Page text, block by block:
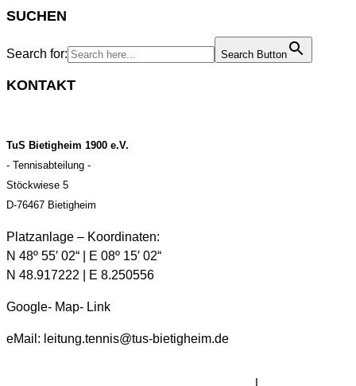
SUCHEN
Search for: Search Button
KONTAKT
TuS Bietigheim 1900 e.V.
- Tennisabteilung -
Stöckwiese 5
D-76467 Bietigheim
Platzanlage – Koordinaten:
N 48º 55′ 02“ | E 08º 15′ 02“
N 48.917222 | E 8.250556
Google- Map- Link
eMail: leitung.tennis@tus-bietigheim.de
I